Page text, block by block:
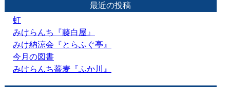
最近の投稿
虹
みけらんち『藤白屋』
みけ納涼会『とらふぐ亭』
今月の図書
みけらんち蕎麦『ふか川』